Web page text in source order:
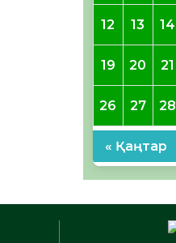
12 13 14
19 20 21
26 27 28
« Қаңтар